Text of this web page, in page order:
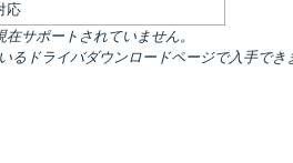
応
サポートされていません。
るドライバダウンロードページで入手でき